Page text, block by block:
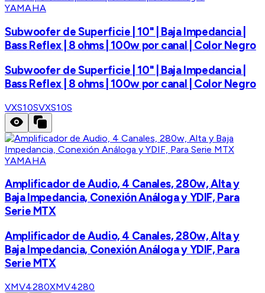
YAMAHA
Subwoofer de Superficie | 10" | Baja Impedancia |
Bass Reflex | 8 ohms | 100w por canal | Color Negro
Subwoofer de Superficie | 10" | Baja Impedancia |
Bass Reflex | 8 ohms | 100w por canal | Color Negro
VXS10SVXS10S
YAMAHA
Amplificador de Audio, 4 Canales, 280w, Alta y
Baja Impedancia, Conexión Análoga y YDIF, Para
Serie MTX
Amplificador de Audio, 4 Canales, 280w, Alta y
Baja Impedancia, Conexión Análoga y YDIF, Para
Serie MTX
XMV4280XMV4280